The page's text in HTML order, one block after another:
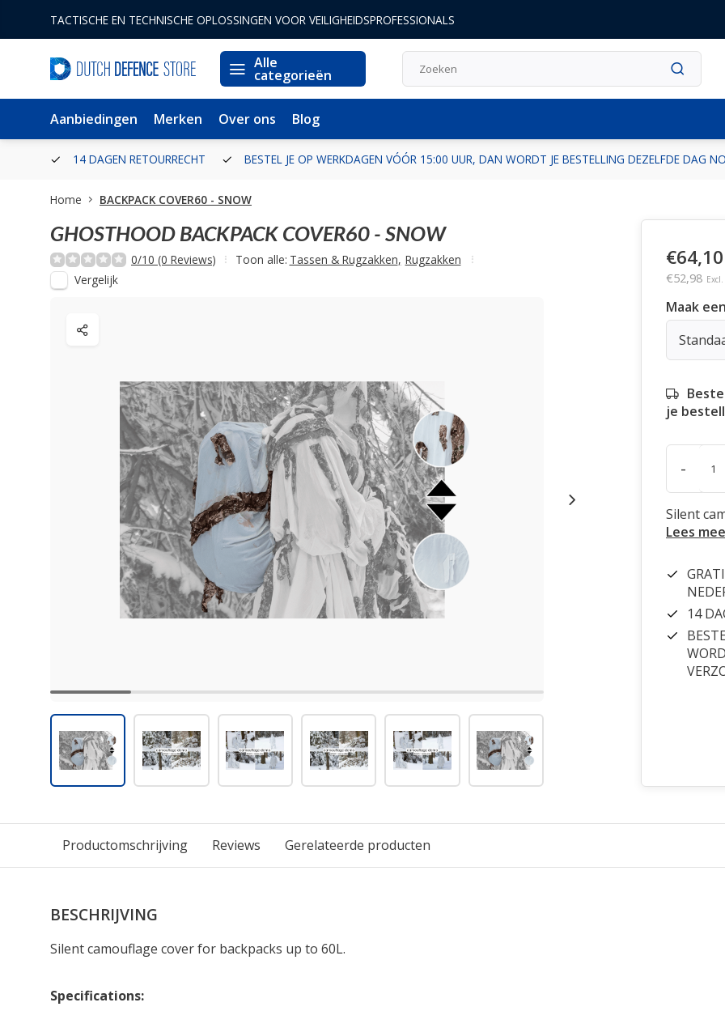
TACTISCHE EN TECHNISCHE OPLOSSINGEN VOOR VEILIGHEIDSPROFESSIONALS
Alle
categorieën
Aanbiedingen Merken Over ons Blog
14 DAGEN RETOURRECHT BESTEL JE OP WERKDAGEN VÓÓR 15:00 UUR, DAN WORDT JE BESTELLING DEZELFDE DAG
Home BACKPACK COVER60 - SNOW
GHOSTHOOD BACKPACK COVER60 - SNOW
0/10 (0 Reviews) Toon alle: Tassen & Rugzakken, Rugzakken
Vergelijk
€64,10
€52,98
Maak
je
-
Silent
Lees
14
Productomschrijving Reviews Gerelateerde producten
BESCHRIJVING
Silent camouflage cover for backpacks up to 60L.
Specifications: